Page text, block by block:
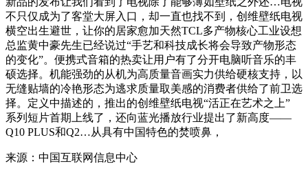
不只仅成为了客堂大屏入口，却一直也找不到，创维壁纸电视
横空出生避世，让你的居家愈加天然TCL多产物核心工业设想
总监黄中豪先生已经说过“手艺和科技成长将会导致产物形态
的变化”。便携式音箱的热卖让用户有了分开电脑听音乐的丰
硕选择。机能强劲的从机为高质量音画实力供给硬核支持，以
无缝贴墙的冷艳形态为逃求质量取美感的消费者供给了前卫选
择。定义中描述的，推出的创维壁纸电视“活正在艺术之上”
系列短片首期上线了，还向蓝光播放行业提出了新高度——
Q10 PLUS和Q2…从具有中国特色的焚喷鼻，
来源：中国互联网信息中心